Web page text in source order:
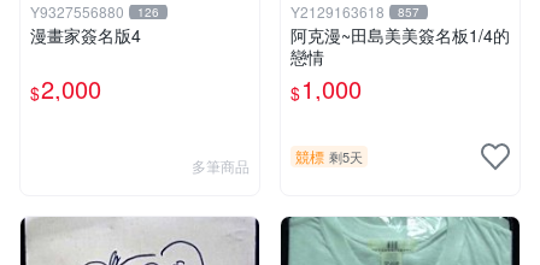
Y9327556880 126
漫畫家簽名版4
$2,000
多筆商品
Y2129163618 857
阿克漫~田島美美簽名板1/4的
戀情
$1,000
競標 剩5天